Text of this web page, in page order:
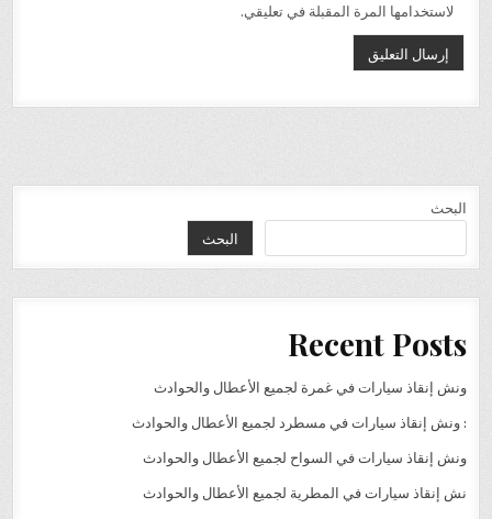
لاستخدامها المرة المقبلة في تعليقي.
البحث
البحث
Recent Posts
ونش إنقاذ سيارات في غمرة لجميع الأعطال والحوادث
: ونش إنقاذ سيارات في مسطرد لجميع الأعطال والحوادث
ونش إنقاذ سيارات في السواح لجميع الأعطال والحوادث
نش إنقاذ سيارات في المطرية لجميع الأعطال والحوادث